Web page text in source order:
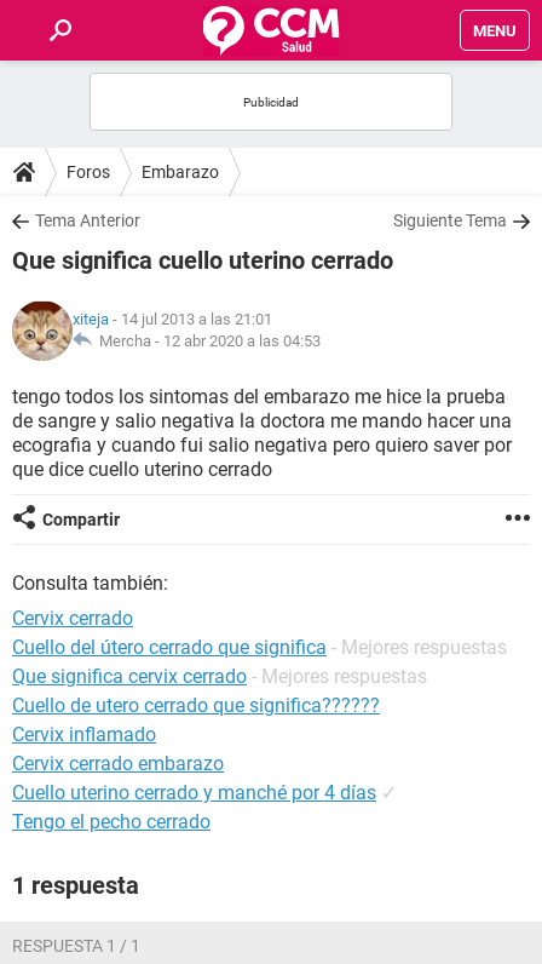
MENU
FOROS
SALUD
FAMILIA
NUTRICIÓN
BIENESTAR
SEXUALIDAD
GLOSARIO
Foros Embarazo
Tema Anterior Siguiente Tema
Que significa cuello uterino cerrado
xiteja - 14 jul 2013 a las 21:01
Mercha - 12 abr 2020 a las 04:53
tengo todos los sintomas del embarazo me hice la prueba
de sangre y salio negativa la doctora me mando hacer una
ecografia y cuando fui salio negativa pero quiero saver por
que dice cuello uterino cerrado
Compartir
Consulta también:
Cervix cerrado
Cuello del útero cerrado que significa - Mejores respuestas
Que significa cervix cerrado - Mejores respuestas
Cuello de utero cerrado que significa??????
Cervix inflamado
Cervix cerrado embarazo
Cuello uterino cerrado y manché por 4 días ✓
Tengo el pecho cerrado
1 respuesta
RESPUESTA 1 / 1